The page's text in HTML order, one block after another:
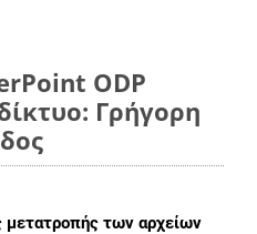
ODP
Γρήγορη
μετατροπής των αρχείων